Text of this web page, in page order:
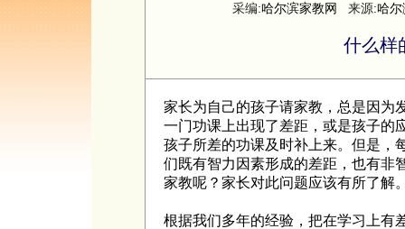
采编:哈尔滨家教网 来源:哈尔
什么样
家长为自己的孩子请家教，总是因为
一门功课上出现了差距，或是孩子的
孩子所差的功课及时补上来。但是，
们既有智力因素形成的差距，也有非
家教呢？家长对此问题应该有所了解
根据我们多年的经验，把在学习上有